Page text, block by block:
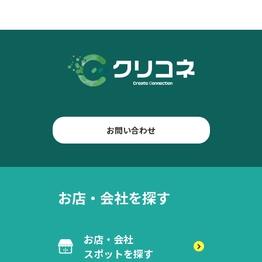
お問い合わせ
お店・会社を探す
お店・会社
スポットを探す